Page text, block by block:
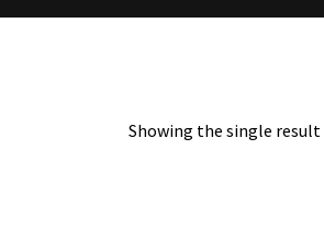
Showing the single result